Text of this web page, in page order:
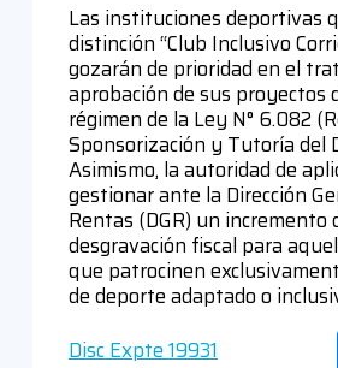
Las instituciones deportivas
distinción “Club Inclusivo
gozarán de prioridad en el
aprobación de sus proyectos
régimen de la Ley N° 6.082
Sponsorización y Tutoría del
Asimismo, la autoridad de
gestionar ante la Dirección
Rentas (DGR) un incremento
desgravación fiscal para
que patrocinen
de deporte adaptado o
Disc Expte 19931